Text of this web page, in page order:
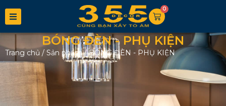
0
BÓNG ĐÈN - PHỤ KIỆN
Trang chủ / Sản phẩm/BÓNG ĐÈN - PHỤ KIỆN